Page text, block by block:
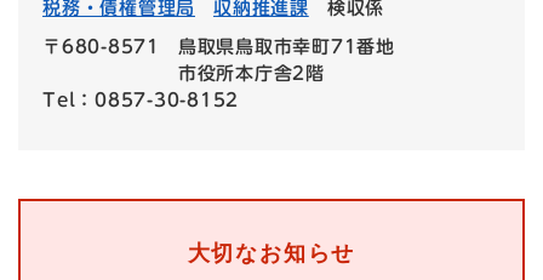
税務・債権管理局 収納推進課 検収係
〒680-8571
鳥取県鳥取市幸町71番地
市役所本庁舎2階
Tel：0857-30-8152
大切なお知らせ